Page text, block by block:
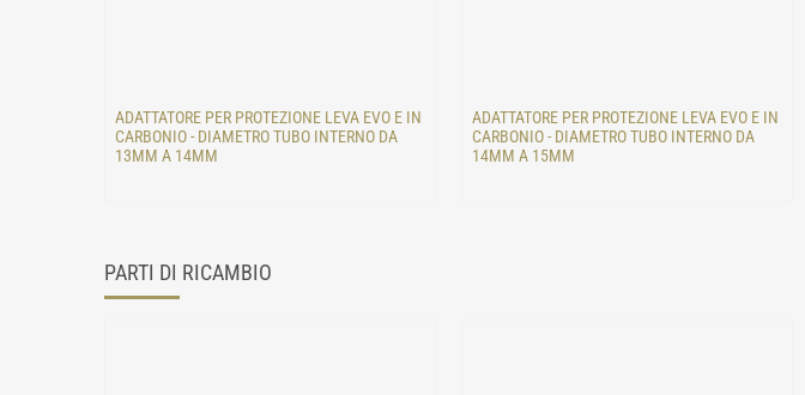
ADATTATORE PER PROTEZIONE LEVA EVO E IN
CARBONIO - DIAMETRO TUBO INTERNO DA
13MM A 14MM
ADATTATORE PER PROTEZIONE LEVA EVO E IN
CARBONIO - DIAMETRO TUBO INTERNO DA
14MM A 15MM
PARTI DI RICAMBIO